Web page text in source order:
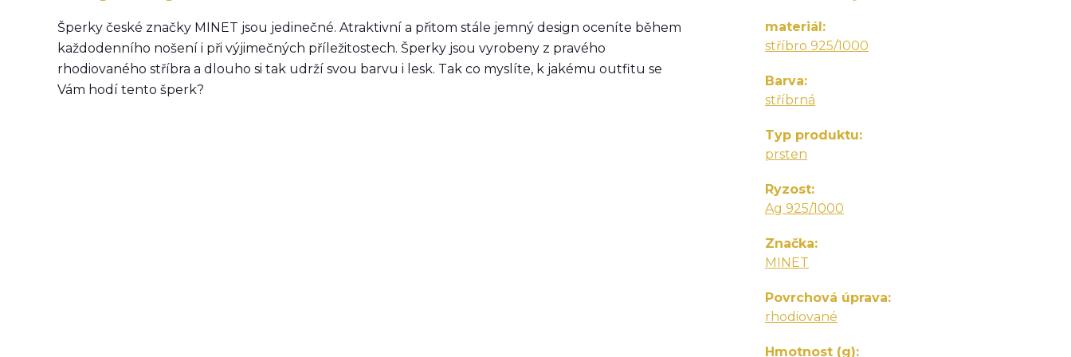
Šperky české značky MINET jsou jedinečné. Atraktivní a přitom stále jemný design oceníte během
každodenního nošení i při výjimečných příležitostech. Šperky jsou vyrobeny z pravého
rhodiovaného stříbra a dlouho si tak udrží svou barvu i lesk. Tak co myslíte, k jakému outfitu se
Vám hodí tento šperk?
materiál
stříbro 925/1000
Barva
stříbrná
Typ produktu
prsten
Ryzost
Ag 925/1000
Značka
MINET
Povrchová úprava
rhodiované
Hmotnost (g)